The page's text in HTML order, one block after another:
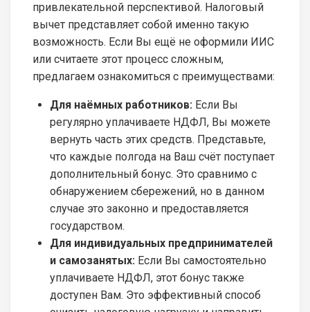
привлекательной перспективой. Налоговый
вычет представляет собой именно такую
возможность. Если Вы ещё не оформили ИИС
или считаете этот процесс сложным,
предлагаем ознакомиться с преимуществами:
Для наёмных работников: Если Вы
регулярно уплачиваете НДФЛ, Вы можете
вернуть часть этих средств. Представьте,
что каждые полгода на Ваш счёт поступает
дополнительный бонус. Это сравнимо с
обнаружением сбережений, но в данном
случае это законно и предоставляется
государством.
Для индивидуальных предпринимателей
и самозанятых: Если Вы самостоятельно
уплачиваете НДФЛ, этот бонус также
доступен Вам. Это эффективный способ